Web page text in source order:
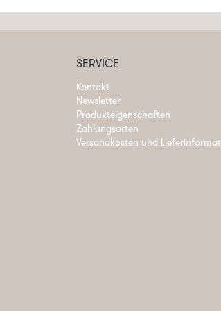
SERVICE
Kontakt
Newsletter
Produkteigenschaften
Zahlungsarten
Versandkosten und